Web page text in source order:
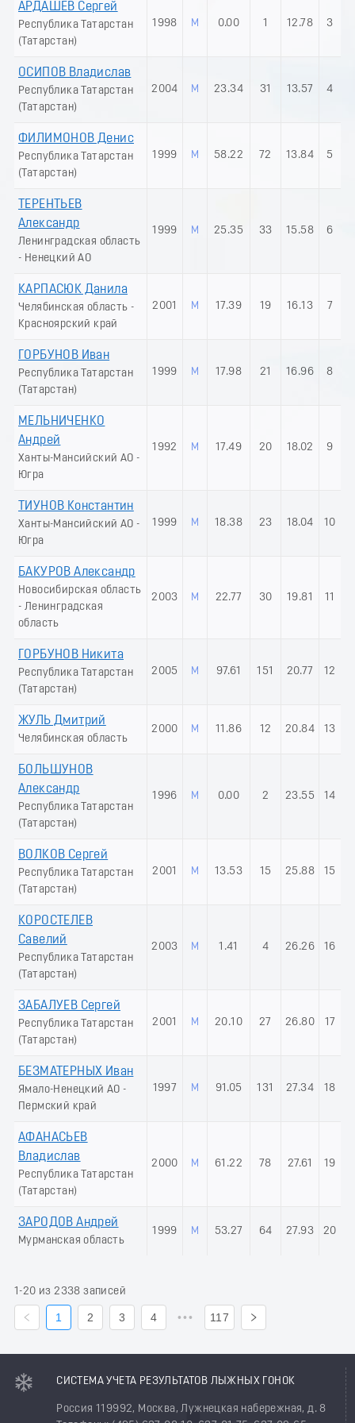
АРДАШЕВ Сергей
Республика Татарстан
(Татарстан)
1998 М 0.00 1 12.78 3
ОСИПОВ Владислав
Республика Татарстан
(Татарстан)
2004 М 23.34 31 13.57 4
ФИЛИМОНОВ Денис
Республика Татарстан
(Татарстан)
1999 М 58.22 72 13.84 5
ТЕРЕНТЬЕВ
Александр
Ленинградская область
- Ненецкий АО
1999 М 25.35 33 15.58 6
КАРПАСЮК Данила
Челябинская область -
Красноярский край
2001 М 17.39 19 16.13 7
ГОРБУНОВ Иван
Республика Татарстан
(Татарстан)
1999 М 17.98 21 16.96 8
МЕЛЬНИЧЕНКО
Андрей
Ханты-Мансийский АО -
Югра
1992 М 17.49 20 18.02 9
ТИУНОВ Константин
Ханты-Мансийский АО -
Югра
1999 М 18.38 23 18.04 10
БАКУРОВ Александр
Новосибирская область
- Ленинградская
область
2003 М 22.77 30 19.81 11
ГОРБУНОВ Никита
Республика Татарстан
(Татарстан)
2005 М 97.61 151 20.77 12
ЖУЛЬ Дмитрий
Челябинская область
2000 М 11.86 12 20.84 13
БОЛЬШУНОВ
Александр
Республика Татарстан
(Татарстан)
1996 М 0.00 2 23.55 14
ВОЛКОВ Сергей
Республика Татарстан
(Татарстан)
2001 М 13.53 15 25.88 15
КОРОСТЕЛЕВ
Савелий
Республика Татарстан
(Татарстан)
2003 М 1.41 4 26.26 16
ЗАБАЛУЕВ Сергей
Республика Татарстан
(Татарстан)
2001 М 20.10 27 26.80 17
БЕЗМАТЕРНЫХ Иван
Ямало-Ненецкий АО -
Пермский край
1997 М 91.05 131 27.34 18
АФАНАСЬЕВ
Владислав
Республика Татарстан
(Татарстан)
2000 М 61.22 78 27.61 19
ЗАРОДОВ Андрей
Мурманская область
1999 М 53.27 64 27.93 20
1-20 из 2338 записей
1 2 3 4 ••• 117
СИСТЕМА УЧЕТА РЕЗУЛЬТАТОВ ЛЫЖНЫХ ГОНОК
Россия 119992, Москва, Лужнецкая набережная, д. 8